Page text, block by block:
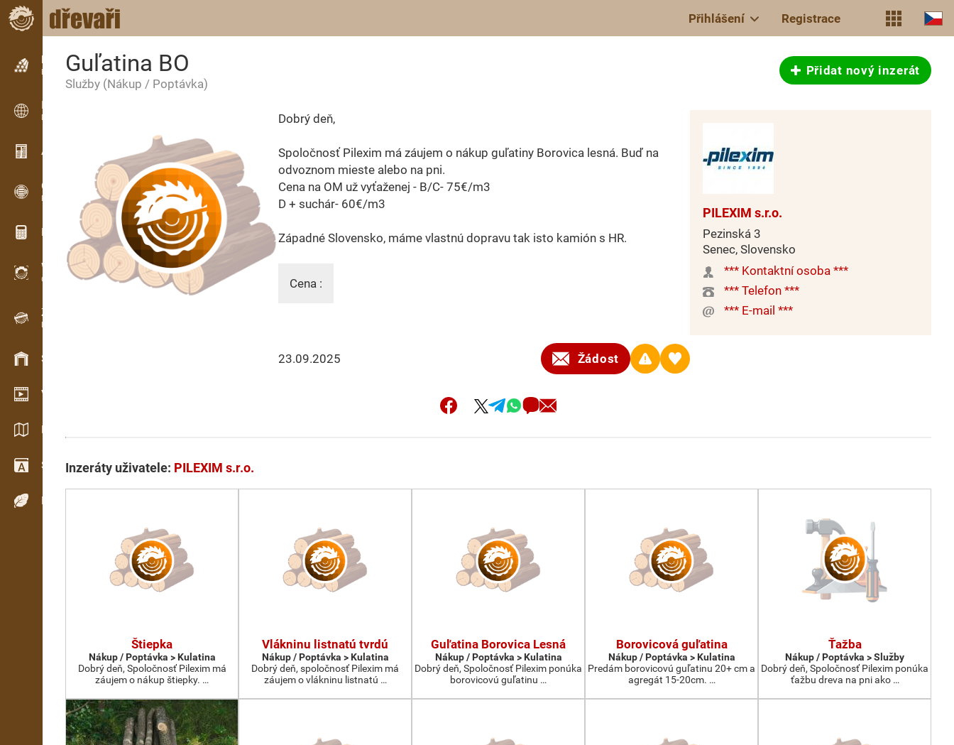
Přihlášení Registrace
Inzerce
Řádková inzerce
Inzerce
Mezinárodní inzerce
Aktuality / Články
OPTI-TIMB
Pořezová schémata
Dřevařské kalkulačky
WoodProfi
Objem dřeva s AI
Záznamník
Evidence dřeva v terénu
Skladové hospodářství
Video showroom
Katalogy / Brožury
Slovník
Dřeviny
Guľatina BO
Služby (Nákup / Poptávka)
Přidat nový inzerát
Dobrý deň,
Spoločnosť Pilexim má záujem o nákup guľatiny Borovica lesná. Buď na
odvoznom mieste alebo na pni.
Cena na OM už vyťaženej - B/C- 75€/m3
D + suchár- 60€/m3
Západné Slovensko, máme vlastnú dopravu tak isto kamión s HR.
Cena :
23.09.2025 Žádost
PILEXIM s.r.o.
Pezinská 3
Senec, Slovensko
*** Kontaktní osoba ***
*** Telefon ***
*** E-mail ***
Inzeráty uživatele: PILEXIM s.r.o.
Štiepka
Nákup / Poptávka > Kulatina
Dobrý deň, Spoločnosť Pilexim má
záujem o nákup štiepky. …
Vlákninu listnatú tvrdú
Nákup / Poptávka > Kulatina
Dobrý deň, spoločnosť Pilexim má
záujem o vlákninu listnatú …
Guľatina Borovica Lesná
Nákup / Poptávka > Kulatina
Dobrý deň, Spoločnosť Pilexim ponúka
borovicovú guľatinu …
Borovicová guľatina
Nákup / Poptávka > Kulatina
Predám borovicovú guľatinu 20+ cm a
agregát 15-20cm. …
Ťažba
Nákup / Poptávka > Služby
Dobrý deň, Spoločnosť Pilexim ponúka
ťažbu dreva na pni ako …